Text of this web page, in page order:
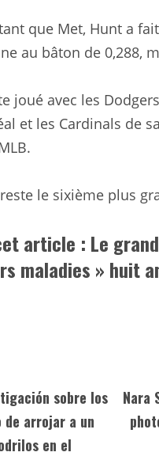
que Met, Hunt a
au bâton de 0,288,
joué avec les
et les Cardinals de
le sixième plus
article : Le
maladies » huit
sobre los
de arrojar a un
en el
Nara